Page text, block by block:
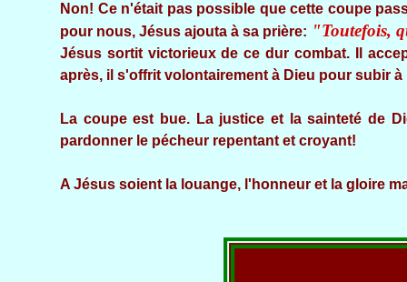
Non! Ce n'était pas possible que cette coupe
pour nous, Jésus ajouta à sa prière: "Toutefois,
Jésus sortit victorieux de ce dur combat. Il
après, il s'offrit volontairement à Dieu pour subir
La coupe est bue. La justice et la sainteté de
pardonner le pécheur repentant et croyant!
A Jésus soient la louange, l'honneur et la gloire